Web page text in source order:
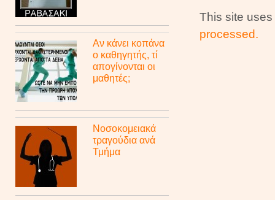
This site
processed.
Αν κάνει κοπάνα
ο καθηγητής, τί
απογίνονται οι
μαθητές;
Νοσοκομειακά
τραγούδια ανά
Τμήμα